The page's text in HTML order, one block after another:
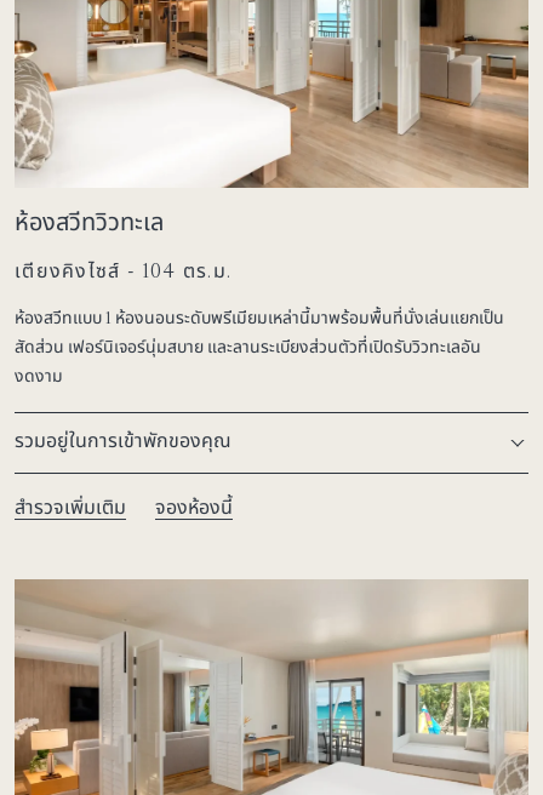
ห้องสวีทวิวทะเล
เตียงคิงไซส์ - 104 ตร.ม.
ห้องสวีทแบบ 1 ห้องนอนระดับพรีเมียมเหล่านี้มาพร้อมพื้นที่นั่งเล่นแยกเป็น
สัดส่วน เฟอร์นิเจอร์นุ่มสบาย และลานระเบียงส่วนตัวที่เปิดรับวิวทะเลอัน
งดงาม
รวมอยู่ในการเข้าพักของคุณ
สำรวจเพิ่มเติม จองห้องนี้